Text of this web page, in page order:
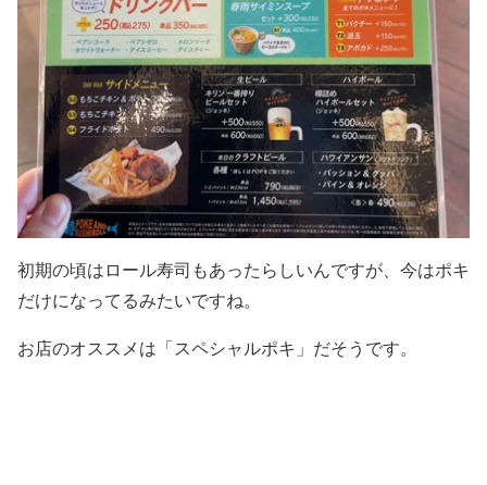
初期の頃はロール寿司もあったらしいんですが、今はポキ
だけになってるみたいですね。
お店のオススメは「スペシャルポキ」だそうです。